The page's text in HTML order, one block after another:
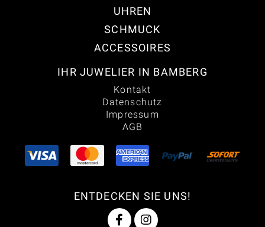
UHREN
SCHMUCK
ACCESSOIRES
IHR JUWELIER IN BAMBERG
Kontakt
Datenschutz
Impressum
AGB
ENTDECKEN SIE UNS!